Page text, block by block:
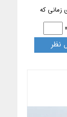
زمانی که